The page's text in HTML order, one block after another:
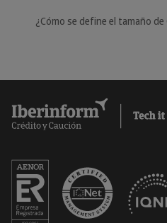
¿Cómo se define el tamaño de